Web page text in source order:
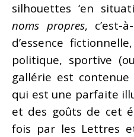
silhouettes ‘en
noms propres, c’est-
d’essence
politique, sportive
gallérie est
qui est une parfaite
et des goûts de cet
fois par les Lettres